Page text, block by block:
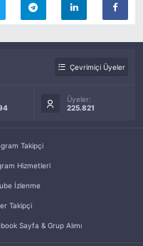
Çevrimiçi Üyeler
Üyeler:
225.821
Takipçi
Hizmetleri
İzlenme
Takipçi
Sayfa & Grup Alımı